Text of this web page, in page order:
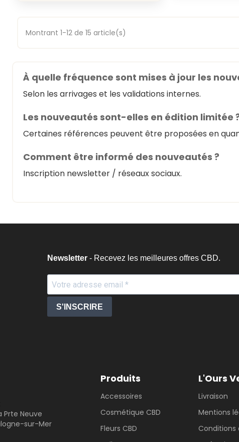
Montrant 1-12 de 15 article(s)
À quelle fréquence sont mises à jour les
Selon les arrivages et les validations internes.
Les nouveautés sont-elles en édition limitée
Certaines références peuvent être proposées en
Comment être informé des nouveautés ?
Inscription newsletter / réseaux sociaux.
Newsletter - Recevez les meilleures offres CBD.
S'INSCRIRE
Prte Neuve
sur-Mer
Produits
Accessoires
Cosmétique CBD
Fleurs CBD
L'Ours
Livraison
Mentions
Conditions